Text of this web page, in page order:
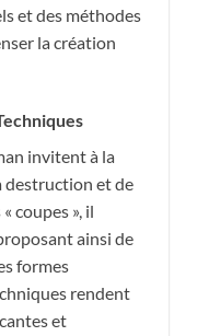
et des méthodes
la création
invitent à la
destruction et de
coupes », il
ainsi de
formes
rendent
et